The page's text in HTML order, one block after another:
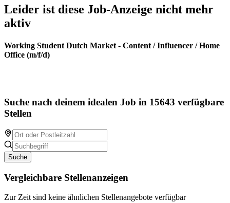
Leider ist diese Job-Anzeige nicht mehr
aktiv
Working Student Dutch Market - Content / Influencer / Home
Office (m/f/d)
Suche nach deinem idealen Job in 15643 verfügbare
Stellen
Suche
Vergleichbare Stellenanzeigen
Zur Zeit sind keine ähnlichen Stellenangebote verfügbar